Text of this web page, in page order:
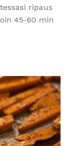
ripaus
45-60 min